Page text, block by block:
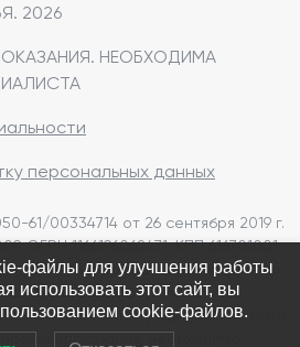
2026
НЕОБХОДИМА
персональных данных
61/00334714 от 26 сентября 2019 г.
ОГРН 1166196062471, КПП 616701001.
носят информационный характер
публичной офертой.
уточняйте у администратора
необходима
файлы для улучшения работы
использовать этот сайт, вы
cookie-файлов.